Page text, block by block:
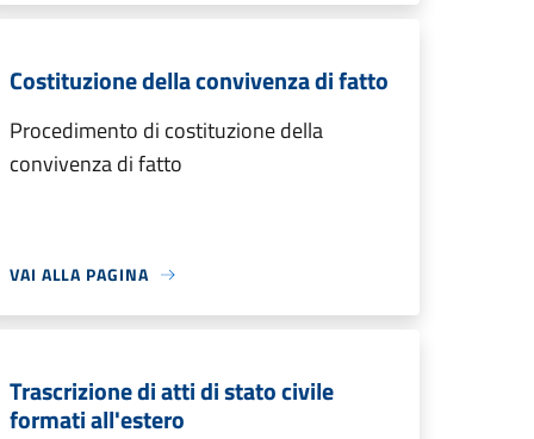
Costituzione della convivenza di fatto
Procedimento di costituzione della
convivenza di fatto
VAI ALLA PAGINA
Trascrizione di atti di stato civile
formati all'estero